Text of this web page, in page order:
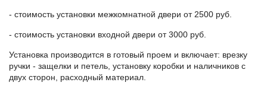
- стоимость установки межкомнатной двери от 2500 руб.
- стоимость установки входной двери от 3000 руб.
Установка производится в готовый проем и включает: врезку
ручки - защелки и петель, установку коробки и наличников с
двух сторон, расходный материал.